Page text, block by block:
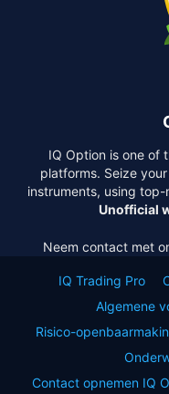
IQ Option is one of
platforms. Seize
instruments, using
Unofficial
Neem contact met
IQ Trading Pro
Algemene
Risico-
Contact opnemen IQ